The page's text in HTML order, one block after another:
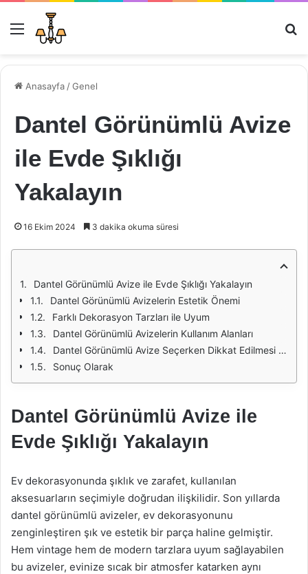
Menü
Anasayfa /Genel
Dantel Görünümlü Avize
ile Evde Şıklığı
Yakalayın
16 Ekim 2024 3 dakika okuma süresi
Dantel Görünümlü Avize ile Evde Şıklığı Yakalayın
Dantel Görünümlü Avizelerin Estetik Önemi
Farklı Dekorasyon Tarzları ile Uyum
Dantel Görünümlü Avizelerin Kullanım Alanları
Dantel Görünümlü Avize Seçerken Dikkat Edilmesi Gerekenler
Sonuç Olarak
Dantel Görünümlü Avize ile
Evde Şıklığı Yakalayın
Ev dekorasyonunda şıklık ve zarafet, kullanılan
aksesuarların seçimiyle doğrudan ilişkilidir. Son yıllarda
dantel görünümlü avizeler, ev dekorasyonunu
zenginleştiren şık ve estetik bir parça haline gelmiştir.
Hem vintage hem de modern tarzlara uyum sağlayabilen
bu avizeler, evinize sıcak bir atmosfer katarken aynı